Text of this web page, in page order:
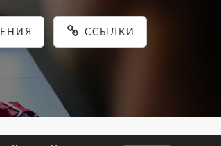
ССЫЛКИ